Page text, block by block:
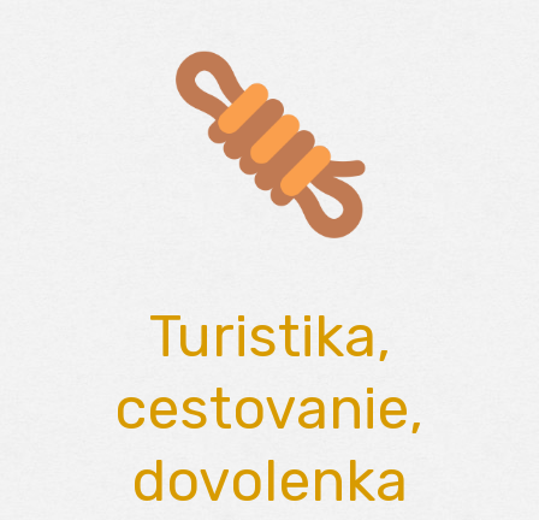
Turistika,
cestovanie,
dovolenka